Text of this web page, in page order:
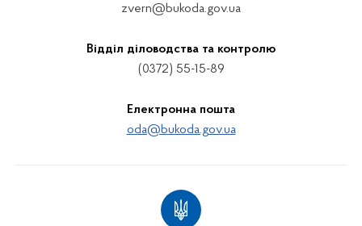
zvern@bukoda.gov.ua
Відділ діловодства та контролю
(0372) 55-15-89
Електронна пошта
oda@bukoda.gov.ua